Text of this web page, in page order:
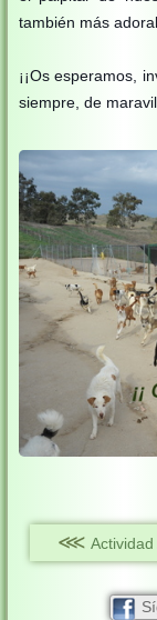
también más
¡¡Os esperamos,
siempre, de
⋘